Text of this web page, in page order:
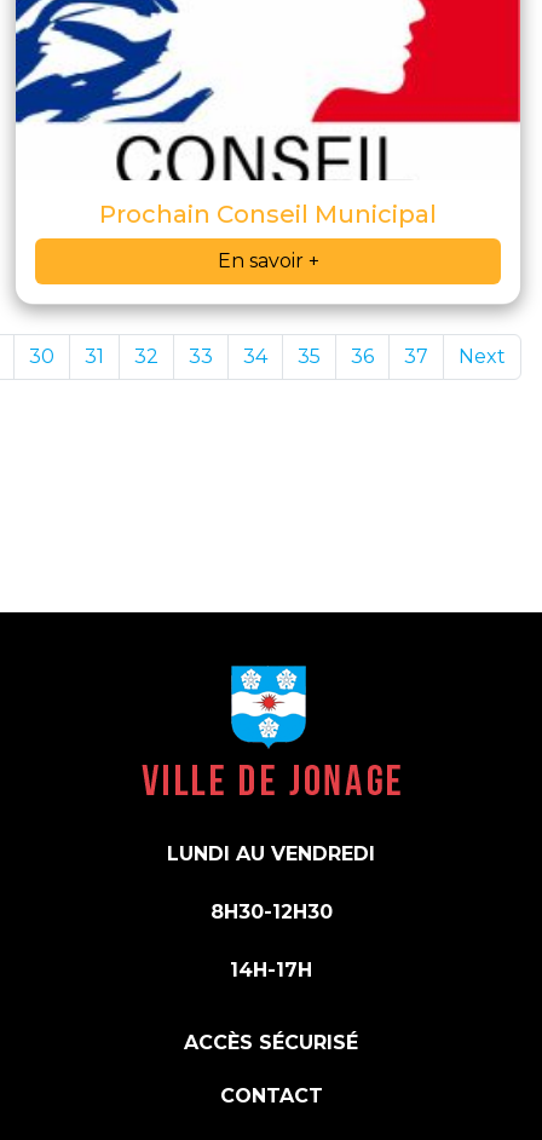
Prochain Conseil Municipal
En savoir +
30 31 32 33 34 35 36 37 Next
LUNDI AU VENDREDI
8H30-12H30
14H-17H
ACCÈS SÉCURISÉ
CONTACT